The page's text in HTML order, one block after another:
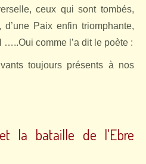
ceux qui sont tombés,
Paix enfin triomphante,
comme l’a dit le poète :
toujours présents à nos
la bataille de l'Ebre